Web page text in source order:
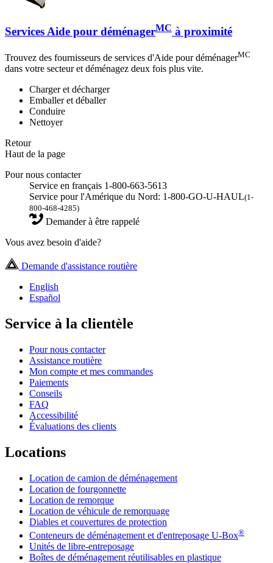
Services Aide pour déménagerMC à proximité
Trouvez des fournisseurs de services d'Aide pour déménagerMC
dans votre secteur et déménagez deux fois plus vite.
Charger et décharger
Emballer et déballer
Conduire
Nettoyer
Retour
Haut de la page
Pour nous contacter
Service en français 1-800-663-5613
Service pour l'Amérique du Nord: 1-800-GO-U-HAUL(1-
800-468-4285)
Demander à être rappelé
Vous avez besoin d'aide?
Demande d'assistance routière
English
Español
Service à la clientèle
Pour nous contacter
Assistance routière
Mon compte et mes commandes
Paiements
Conseils
FAQ
Accessibilité
Évaluations des clients
Locations
Location de camion de déménagement
Location de fourgonnette
Location de remorque
Location de véhicule de remorquage
Diables et couvertures de protection
Conteneurs de déménagement et d'entreposage U-Box®
Unités de libre-entreposage
Boîtes de déménagement réutilisables en plastique